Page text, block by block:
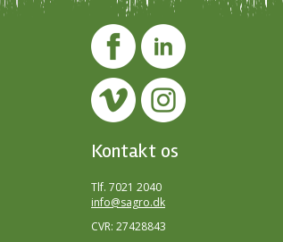
Kontakt os
Tlf. 7021 2040
info@sagro.dk
CVR: 27428843